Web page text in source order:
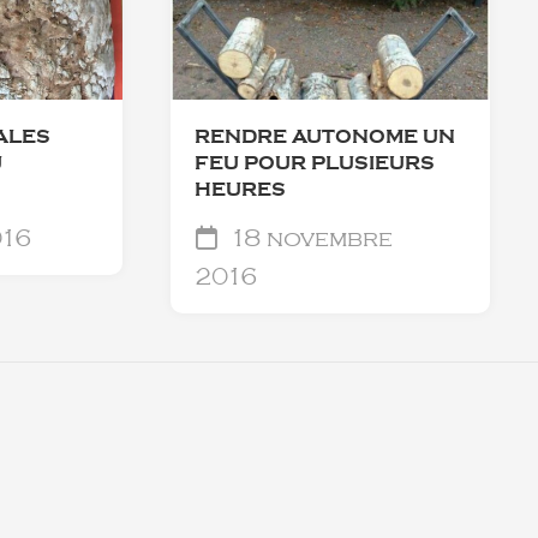
RENDRE AUTONOME UN
FEU POUR PLUSIEURS
HEURES
18 novembre
2016